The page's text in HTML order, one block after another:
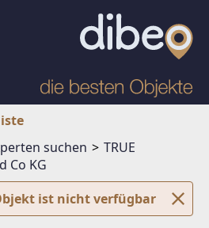
suchen
TRUE
Co KG
ist nicht verfügbar